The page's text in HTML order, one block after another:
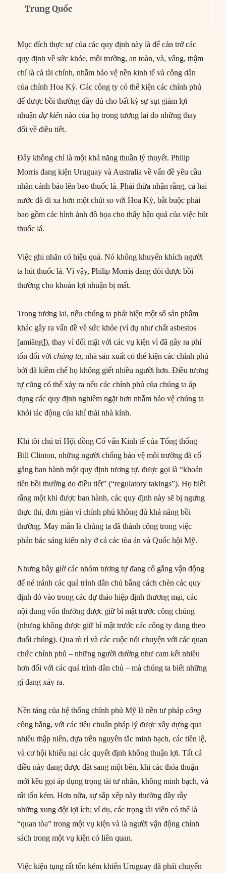
Trung Quốc
Mục đích thực sự của các quy định này là để cản trở các
quy định về sức khỏe, môi trường, an toàn, và, vâng, thậm
chí là cả tài chính, nhằm bảo vệ nền kinh tế và công dân
của chính Hoa Kỳ. Các công ty có thể kiện các chính phủ
để được bồi thường đầy đủ cho bất kỳ sự sụt giảm lợi
nhuậndự kiến nào của họ trong tương lai do những thay
đổi về điều tiết.
Đây không chỉ là một khả năng thuần lý thuyết. Philip
Morris đang kiện Uruguay và Australia về vấn đề yêu cầu
nhãn cảnh báo lên bao thuốc lá. Phải thừa nhận rằng, cả hai
nước đã đi xa hơn một chút so với Hoa Kỳ, bắt buộc phải
bao gồm các hình ảnh đồ họa cho thấy hậu quả của việc hút
thuốc lá.
Việc ghi nhãn có hiệu quả. Nó không khuyến khích người
ta hút thuốc lá. Vì vậy, Philip Morris đang đòi được bồi
thường cho khoản lợi nhuận bị mất.
Trong tương lai, nếu chúng ta phát hiện một số sản phẩm
khác gây ra vấn đề về sức khỏe (ví dụ như chất asbestos
[amiăng]), thay vì đối mặt với các vụ kiện vì đã gây ra phí
tổn đối vớichúng ta, nhà sản xuất có thể kiện các chính phủ
bởi đã kiềm chế họ không giết nhiều người hơn. Điều tương
tự cũng có thể xảy ra nếu các chính phủ của chúng ta áp
dụng các quy định nghiêm ngặt hơn nhằm bảo vệ chúng ta
khỏi tác động của khí thải nhà kính.
Khi tôi chủ trì Hội đồng Cố vấn Kinh tế của Tổng thống
Bill Clinton, những người chống bảo vệ môi trường đã cố
gắng ban hành một quy định tương tự, được gọi là “khoản
tiền bồi thường do điều tiết” (“regulatory takings”). Họ biết
rằng một khi được ban hành, các quy định này sẽ bị ngưng
thực thi, đơn giản vì chính phủ không đủ khả năng bồi
thường. May mắn là chúng ta đã thành công trong việc
phản bác sáng kiến này ở cả các tòa án và Quốc hội Mỹ.
Nhưng bây giờ các nhóm tương tự đang cố gắng vận động
để né tránh các quá trình dân chủ bằng cách chèn các quy
định đó vào trong các dự thảo hiệp định thương mại, các
nội dung vốn thường được giữ bí mật trước công chúng
(nhưng không được giữ bí mật trước các công ty đang theo
đuổi chúng). Qua rò rỉ và các cuộc nói chuyện với các quan
chức chính phủ – những người dường như cam kết nhiều
hơn đối với các quá trình dân chủ – mà chúng ta biết những
gì đang xảy ra.
Nền tảng của hệ thống chính phủ Mỹ là nền tư phápcông
công bằng, với các tiêu chuẩn pháp lý được xây dựng qua
nhiều thập niên, dựa trên nguyên tắc minh bạch, các tiền lệ,
và cơ hội khiếu nại các quyết định không thuận lợi. Tất cả
điều này đang được đặt sang một bên, khi các thỏa thuận
mới kêu gọi áp dụng trọng tài tư nhân, không minh bạch, và
rất tốn kém. Hơn nữa, sự sắp xếp này thường đầy rẫy
những xung đột lợi ích; ví dụ, các trọng tài viên có thể là
“quan tòa” trong một vụ kiện và là người vận động chính
sách trong một vụ kiện có liên quan.
Việc kiện tụng rất tốn kém khiến Uruguay đã phải chuyển